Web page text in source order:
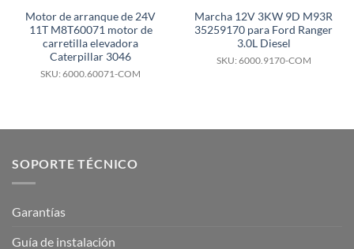
Motor de arranque de 24V
11T M8T60071 motor de
carretilla elevadora
Caterpillar 3046
SKU: 6000.60071-COM
Marcha 12V 3KW 9D M93R
35259170 para Ford Ranger
3.0L Diesel
SKU: 6000.9170-COM
SOPORTE TÉCNICO
Garantías
Guía de instalación